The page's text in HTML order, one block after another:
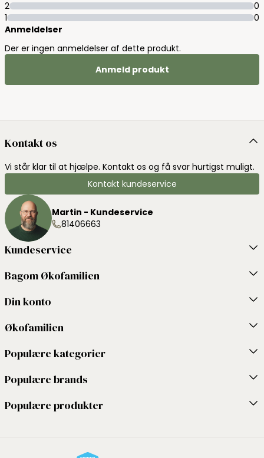
2
0
1
0
Anmeldelser
Der er ingen anmeldelser af dette produkt.
Anmeld produkt
Kontakt os
Vi står klar til at hjælpe. Kontakt os og få svar hurtigst muligt.
Kontakt kundeservice
Martin - Kundeservice
81406663
Kundeservice
Bagom Økofamilien
Din konto
Økofamilien
Populære kategorier
Populære brands
Populære produkter